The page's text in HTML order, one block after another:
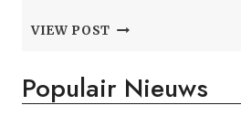
VIEW POST DE
DE
MIDDEN-
Populair Nieuws